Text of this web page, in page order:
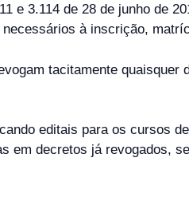
e 3.114 de 28 de junho de
à inscrição,
tacitamente
editais para os cursos
em decretos já revogados,